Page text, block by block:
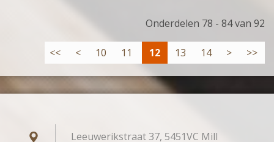
Onderdelen 78 - 84 van 92
<< < 10 11 12 13 14 > >>
Leeuwerikstraat 37, 5451VC Mill